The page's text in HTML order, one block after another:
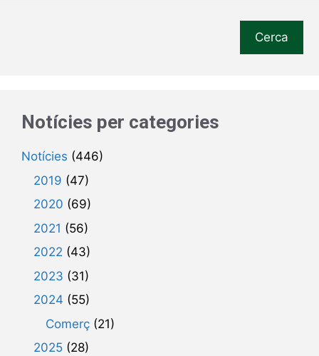
Cerca
Notícies per categories
Notícies (446)
2019 (47)
2020 (69)
2021 (56)
2022 (43)
2023 (31)
2024 (55)
Comerç (21)
2025 (28)